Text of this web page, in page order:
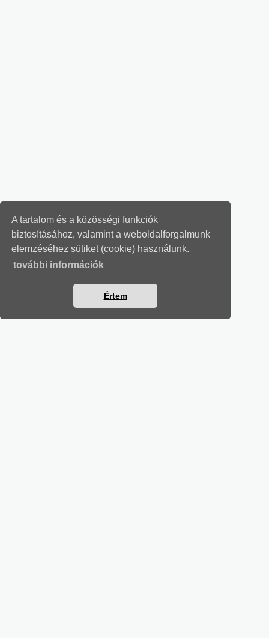
A tartalom és a közösségi funkciók
biztosításához, valamint a weboldalforgalmunk
elemzéséhez sütiket (cookie) használunk.
további információk
Értem